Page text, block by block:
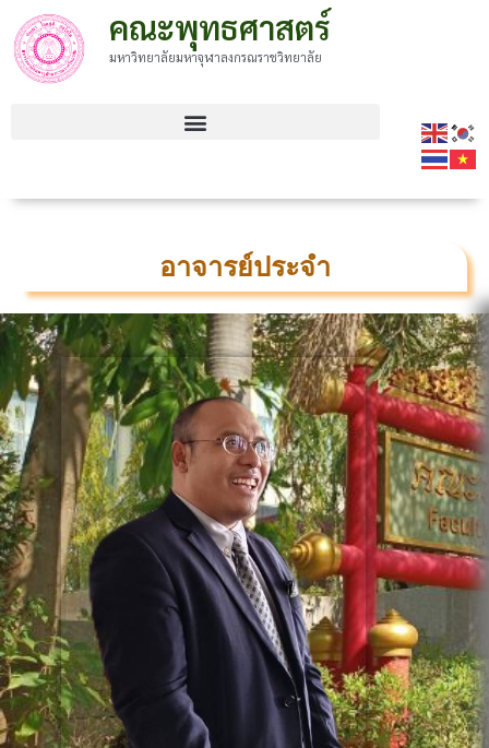
คณะพุทธศาสตร์
มหาวิทยาลัยมหาจุฬาลงกรณราชวิทยาลัย
อาจารย์ประจำ